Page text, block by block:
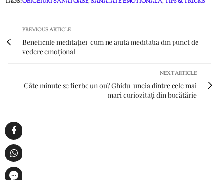
PREVIOUS ARTICLE
Beneficiile meditației: cum ne ajută meditația din punct de
vedere emoțional
NEXT ARTICLE
Câte minute se fierbe un ou? Ghidul uneia dintre cele mai
mari curiozități din bucătărie